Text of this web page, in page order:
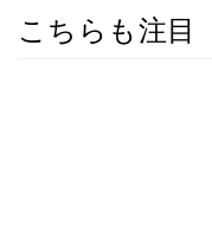
こちらも注目